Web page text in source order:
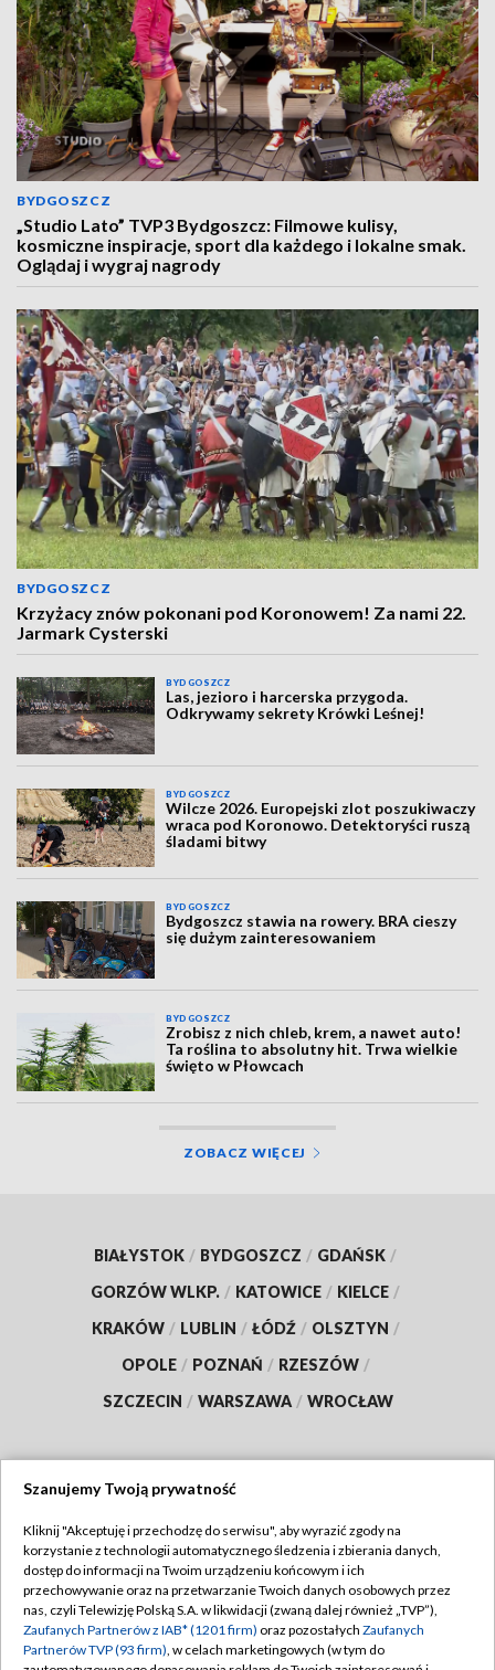
BYDGOSZCZ
„Studio Lato” TVP3 Bydgoszcz: Filmowe kulisy,
kosmiczne inspiracje, sport dla każdego i lokalne smak.
Oglądaj i wygraj nagrody
BYDGOSZCZ
Krzyżacy znów pokonani pod Koronowem! Za nami 22.
Jarmark Cysterski
BYDGOSZCZ
Las, jezioro i harcerska przygoda.
Odkrywamy sekrety Krówki Leśnej!
BYDGOSZCZ
Wilcze 2026. Europejski zlot poszukiwaczy
wraca pod Koronowo. Detektoryści ruszą
śladami bitwy
BYDGOSZCZ
Bydgoszcz stawia na rowery. BRA cieszy
się dużym zainteresowaniem
BYDGOSZCZ
Zrobisz z nich chleb, krem, a nawet auto!
Ta roślina to absolutny hit. Trwa wielkie
święto w Płowcach
ZOBACZ WIĘCEJ
BIAŁYSTOK / BYDGOSZCZ / GDAŃSK /
GORZÓW WLKP. / KATOWICE / KIELCE /
KRAKÓW / LUBLIN / ŁÓDŹ / OLSZTYN /
OPOLE / POZNAŃ / RZESZÓW /
SZCZECIN / WARSZAWA / WROCŁAW
TVP
Abonament TVP
Emisja w TVP
Centrum informacji TVP
Regulamin TVP
Polityka prywatności
Szanujemy Twoją prywatność
Kliknij "Akceptuję i przechodzę do serwisu", aby wyrazić zgody na
korzystanie z technologii automatycznego śledzenia i zbierania danych,
dostęp do informacji na Twoim urządzeniu końcowym i ich
przechowywanie oraz na przetwarzanie Twoich danych osobowych przez
nas, czyli Telewizję Polską S.A. w likwidacji (zwaną dalej również „TVP”),
Zaufanych Partnerów z IAB* (1201 firm) oraz pozostałych Zaufanych
Partnerów TVP (93 firm), w celach marketingowych (w tym do